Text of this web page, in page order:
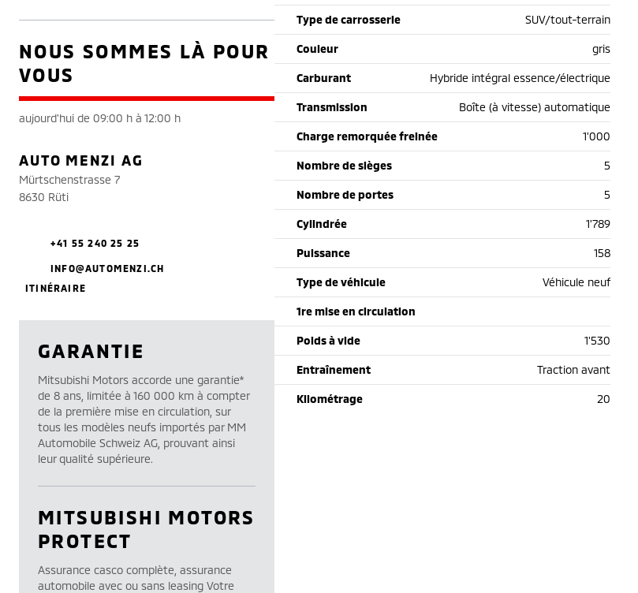
Type de carrosserie SUV/tout-terrain
Couleur gris
Carburant Hybride intégral essence/électrique
Transmission Boîte (à vitesse) automatique
Charge remorquée freinée 1'000
Nombre de sièges 5
Nombre de portes 5
Cylindrée 1'789
Puissance 158
Type de véhicule Véhicule neuf
1re mise en circulation
Poids à vide 1'530
Entraînement Traction avant
Kilométrage 20
NOUS SOMMES LÀ POUR
VOUS
aujourd'hui de 09:00 h à 12:00 h
AUTO MENZI AG
Mürtschenstrasse 7
8630 Rüti
+41 55 240 25 25
INFO@AUTOMENZI.CH
ITINÉRAIRE
GARANTIE
Mitsubishi Motors accorde une garantie*
de 8 ans, limitée à 160 000 km à compter
de la première mise en circulation, sur
tous les modèles neufs importés par MM
Automobile Schweiz AG, prouvant ainsi
leur qualité supérieure.
MITSUBISHI MOTORS
PROTECT
Assurance casco complète, assurance
automobile avec ou sans leasing Votre